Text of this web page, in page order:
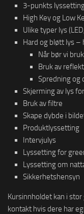
3-punkts
High Key og Low
Ulike typer lys
Hard og bløtt lys –
Når bør vi
Bruk av
Spredning og
Skjerming av lys
Bruk av filtre
Skape dybde i
Produktlyssetting
Intervjulys
Lyssetting for
Lyssetting om
Sikkerhetshensyn
Kursinnholdet kan i
kontakt hvis dere har